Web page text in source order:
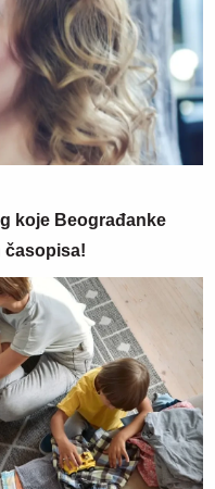
koje Beograđanke
časopisa!